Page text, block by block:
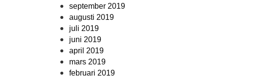
september 2019
augusti 2019
juli 2019
juni 2019
april 2019
mars 2019
februari 2019